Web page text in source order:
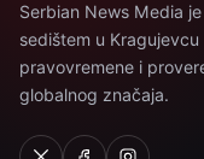
Serbian News Media
sedištem u
pravovremene i
globalnog značaja.